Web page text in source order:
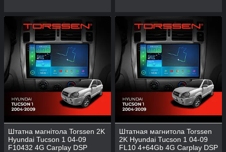
Штатна магнітола Torssen 2K
Hyundai Tucson 1 04-09
F10432 4G Carplay DSP
Штатная магнитола Torssen
2K Hyundai Tucson 1 04-09
FL10 4+64Gb 4G Carplay DSP